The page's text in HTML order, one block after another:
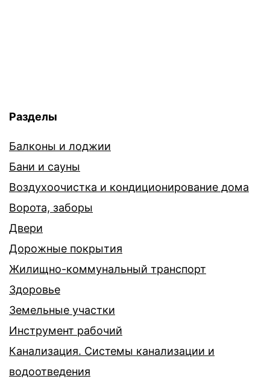
Разделы
Балконы и лоджии
Бани и сауны
Воздухоочистка и кондиционирование дома
Ворота, заборы
Двери
Дорожные покрытия
Жилищно-коммунальный транспорт
Здоровье
Земельные участки
Инструмент рабочий
Канализация. Системы канализации и
водоотведения